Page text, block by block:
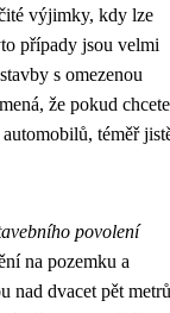
výjimky, kdy lze
případy jsou velmi
s omezenou
že pokud chcete
téměř
povolení
na pozemku a
nad dvacet pět metrů